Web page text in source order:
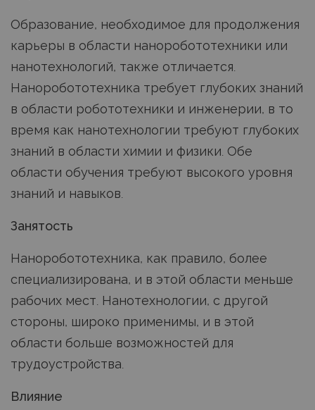
Образование, необходимое для продолжения
карьеры в области наноробототехники или
нанотехнологий, также отличается.
Наноробототехника требует глубоких знаний
в области робототехники и инженерии, в то
время как нанотехнологии требуют глубоких
знаний в области химии и физики. Обе
области обучения требуют высокого уровня
знаний и навыков.
Занятость
Наноробототехника, как правило, более
специализирована, и в этой области меньше
рабочих мест. Нанотехнологии, с другой
стороны, широко применимы, и в этой
области больше возможностей для
трудоустройства.
Влияние